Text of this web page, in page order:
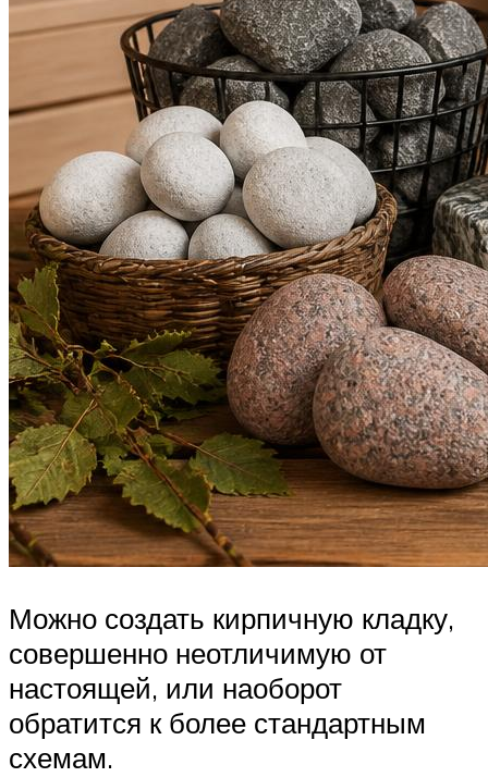
Можно создать кирпичную кладку,
совершенно неотличимую от
настоящей, или наоборот
обратится к более стандартным
схемам.